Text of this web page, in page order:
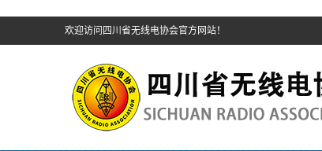
欢迎访问四川省无线电协会官方网站！